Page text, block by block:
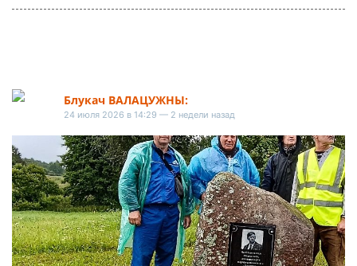
Блукач ВАЛАЦУЖНЫ:
24 июля 2026 в 14:29 — 2 недели назад